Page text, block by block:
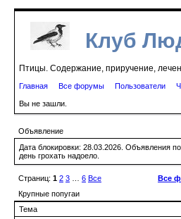
Клуб
Птицы. Содержание, приручение,
Главная Все форумы Пользователи
Вы не зашли.
Объявление
Дата блокировки: 28.03.2026. Объявления
день грохать надоело.
Страниц: 1 2 3 6 Все Все
Крупные попугаи
Тема